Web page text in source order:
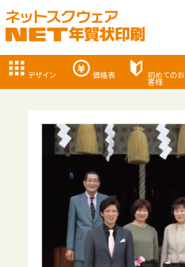
デザイン 価格表 初めてのお
客様